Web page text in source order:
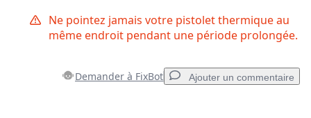
Ne pointez jamais votre pistolet thermique au
même endroit pendant une période prolongée.
Demander à FixBot Ajouter un commentaire